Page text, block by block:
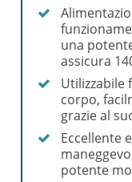
una
assicura
Utilizzabile
corpo,
grazie al
Eccellente
potente